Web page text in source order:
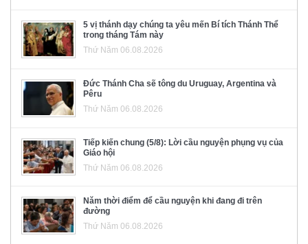
5 vị thánh dạy chúng ta yêu mến Bí tích Thánh Thể
trong tháng Tám này
Thứ Năm 06.08.2026
Đức Thánh Cha sẽ tông du Uruguay, Argentina và
Pêru
Thứ Năm 06.08.2026
Tiếp kiến chung (5/8): Lời cầu nguyện phụng vụ của
Giáo hội
Thứ Năm 06.08.2026
Năm thời điểm để cầu nguyện khi đang đi trên
đường
Thứ Năm 06.08.2026